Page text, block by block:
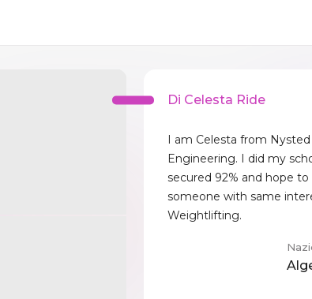
Di Celesta Ride
I am Celesta from
Engineering. I did my
secured 92% and hope
someone with same
Weightlifting.